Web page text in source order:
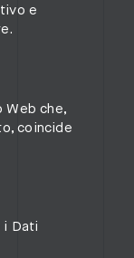
e
Web che,
coincide
i Dati